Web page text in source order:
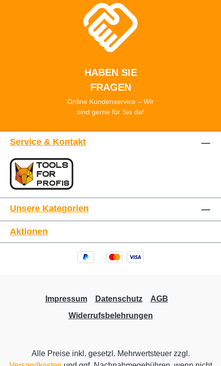
HABEN SIE
FRAGEN
Online Kundenservice – Wir
sind gerne für Sie da!
Service & Kontakt
Unsere Kategorien
Aktionen
Impressum Datenschutz
AGB
Widerrufsbelehrungen
Alle Preise inkl. gesetzl. Mehrwertsteuer zzgl.